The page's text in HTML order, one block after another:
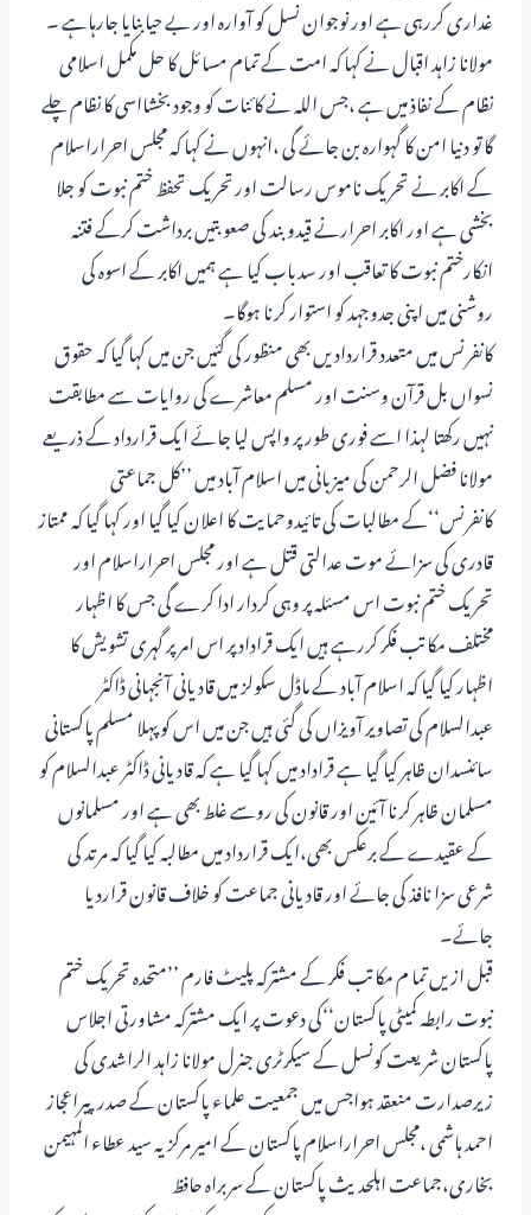
غداری کررہی ہے اور نوجوان نسل کو آوارہ اور بے حیابنایا جارہاہے ۔
مولانا زاہد اقبال نے کہا کہ امت کے تمام مسائل کا حل مکمل اسلامی
نظام کے نفاذ میں ہے ،جس اللہ نے کائنات کو وجود بخشااسی کا نظام چلے
گا تو دنیا امن کا گہوارہ بن جائے گی ،انہوں نے کہا کہ مجلس احراراسلام
کے اکابر نے تحریک ناموس رسالت اورتحریک تحفظ ختم نبوت کو جلا
بخشی ہے اور اکابر احرارنے قیدوبند کی صعوبتیں برداشت کرکے فتنہ
انکارختم نبوت کا تعاقب اور سدباب کیا ہے ہمیں اکابر کے اسوہ کی
روشنی میں اپنی جدوجہد کو استوار کرنا ہوگا۔
کانفرنس میں متعدد قراردادیں بھی منظور کی گئیں جن میں کہا گیا کہ حقوق
نسواں بل قرآن وسنت اور مسلم معاشرے کی روایات سے مطابقت
نہیں رکھتا لہذا اسے فوری طور پر واپس لیا جائے ایک قرارداد کے ذریعے
مولانا فضل الرحمن کی میزبانی میں اسلام آباد میں ’’کل جماعتی
کانفرنس‘‘کے مطالبات کی تائیدوحمایت کا اعلان کیا گیا اور کہا گیا کہ ممتاز
قادری کی سزائے موت عدالتی قتل ہے اور مجلس احراراسلام اور
تحریک ختم نبوت اس مسئلہ پر وہی کردار ادا کرے گی جس کا اظہار
مختلف مکاتب فکر کررہے ہیں ایک قرادادپر اس امر پر گہری تشویش کا
اظہار کیا گیا کہ اسلام آباد کے ماڈل سکولز میں قادیانی آنجہانی ڈاکٹر
عبدالسلام کی تصاویر آویزاں کی گئی ہیں جن میں اس کو پہلا مسلم پاکستانی
سائنسدان ظاہر کیا گیا ہے قراداد میں کہا گیا ہے کہ قادیانی ڈاکٹر عبدالسلام کو
مسلمان ظاہر کرنا آئین اور قانون کی روسے غلط بھی ہے اور مسلمانوں
کے عقیدے کے برعکس بھی،ایک قرارداد میں مطالبہ کیا گیا کہ مرتد کی
شرعی سزا نافذ کی جائے اور قادیانی جماعت کو خلاف قانون قراردیا
جائے۔
قبل ازیں تما م مکاتب فکر کے مشترکہ پلیٹ فارم ’’متحدہ تحریک ختم
نبوت رابطہ کمیٹی پاکستان‘‘کی دعوت پر ایک مشترکہ مشاورتی اجلاس
پاکستان شریعت کونسل کے سیکرٹری جنرل مولانا زاہد الراشدی کی
زیرصدارت منعقد ہواجس میں جمعیت علماء پاکستان کے صدرپیراعجاز
احمد ہاشمی ،مجلس احراراسلام پاکستان کے امیر مرکزیہ سید عطاء المہیمن
بخاری،جماعت اہلحدیث پاکستان کے سربراہ حافظ